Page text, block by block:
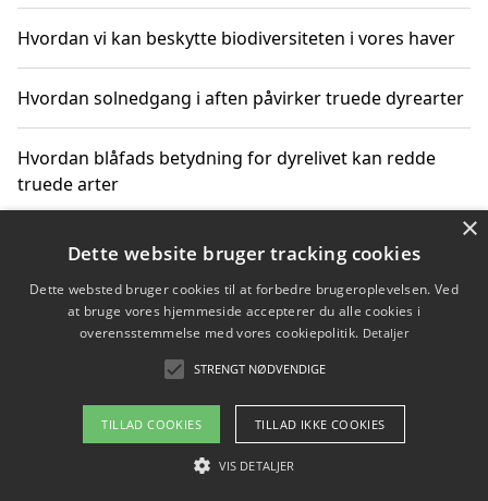
Hvordan vi kan beskytte biodiversiteten i vores haver
Hvordan solnedgang i aften påvirker truede dyrearter
Hvordan blåfads betydning for dyrelivet kan redde
truede arter
Hvordan kan gaver til unge voksne støtte bevarelsen
Copyright 2026 - Pilanto Aps
Om / kontakt
Blog Betingelser
×
Dette website bruger tracking cookies
Dette websted bruger cookies til at forbedre brugeroplevelsen. Ved
at bruge vores hjemmeside accepterer du alle cookies i
overensstemmelse med vores cookiepolitik. Detaljer
STRENGT NØDVENDIGE
TILLAD COOKIES TILLAD IKKE COOKIES
VIS DETALJER